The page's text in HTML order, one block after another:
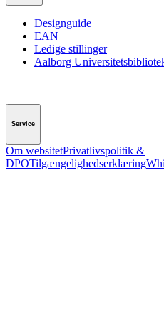
Designguide
EAN
Ledige stillinger
Aalborg
Service
Om websitetPrivatlivspolitik &
DPOTilgængelighedserklæring